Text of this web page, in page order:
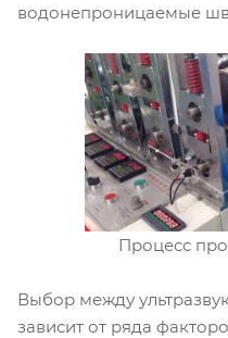
водонепроницаемые
Процесс
Выбор между
зависит от ряда